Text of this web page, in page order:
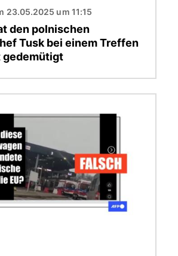
23.05.2025 um 11:15
den polnischen
Tusk bei einem Treffen
gedemütigt